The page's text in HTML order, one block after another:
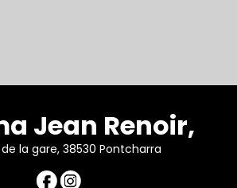
Jean Renoir,
la gare, 38530 Pontcharra